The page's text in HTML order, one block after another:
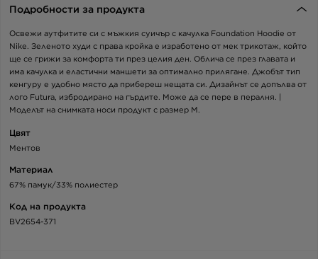
Подробности за продукта
Освежи аутфитите си с мъжкия суичър с качулка Foundation Hoodie от
Nike. Зеленото худи с права кройка е изработено от мек трикотаж, който
ще се грижи за комфорта ти през целия ден. Облича се през главата и
има качулка и еластични маншети за оптимално прилягане. Джобът тип
кенгуру е удобно място да прибереш нещата си. Дизайнът се допълва от
лого Futura, избродирано на гърдите. Може да се пере в пералня. |
Моделът на снимката носи продукт с размер M.
Цвят
Ментов
Материал
67% памук/33% полиестер
Код на продукта
BV2654-371